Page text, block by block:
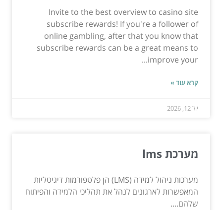
Invite to the best overview to casino site
subscribe rewards! If you're a follower of
online gambling, after that you know that
subscribe rewards can be a great means to
improve your...
קרא עוד »
יול 12, 2026
מערכת lms
מערכות ניהול למידה (LMS) הן פלטפורמות דיגיטליות
המאפשרות לארגונים לנהל את תהליכי הלמידה והפיתוח
שלהם....